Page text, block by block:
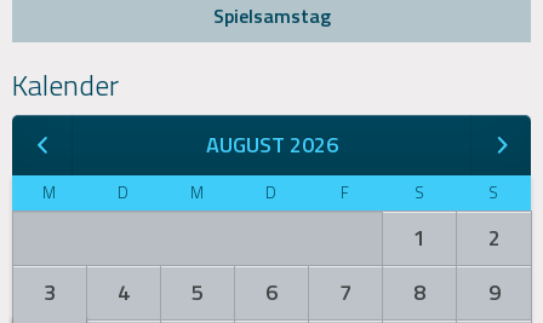
Spielsamstag
Kalender
AUGUST 2026
M D M D F S S
1
2
3
4 5 6 7 8
9